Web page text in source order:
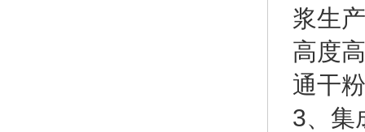
浆生
高度
通干
3、集